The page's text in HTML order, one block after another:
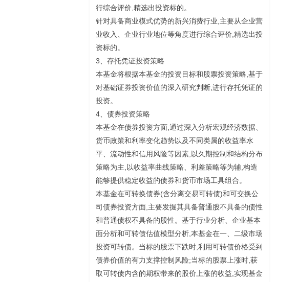
行综合评价,精选出投资标的。
针对具备商业模式优势的新兴消费行业,主要从企业营
业收入、企业行业地位等角度进行综合评价,精选出投
资标的。
3、存托凭证投资策略
本基金将根据本基金的投资目标和股票投资策略,基于
对基础证券投资价值的深入研究判断,进行存托凭证的
投资。
4、债券投资策略
本基金在债券投资方面,通过深入分析宏观经济数据、
货币政策和利率变化趋势以及不同类属的收益率水
平、流动性和信用风险等因素,以久期控制和结构分布
策略为主,以收益率曲线策略、利差策略等为辅,构造
能够提供稳定收益的债券和货币市场工具组合。
本基金在可转换债券(含分离交易可转债)和可交换公
司债券投资方面,主要发掘其具备普通股不具备的债性
和普通债权不具备的股性。基于行业分析、企业基本
面分析和可转债估值模型分析,本基金在一、二级市场
投资可转债。当标的股票下跌时,利用可转债价格受到
债券价值的有力支撑控制风险;当标的股票上涨时,获
取可转债内含的期权带来的股价上涨的收益,实现基金